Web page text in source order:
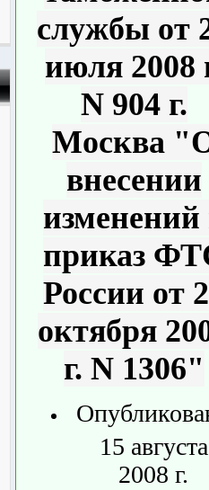
службы от
июля 2008
N 904 г.
Москва
внесении
изменений
приказ
России от
октября
г. N 1306"
15 августа
2008 г.